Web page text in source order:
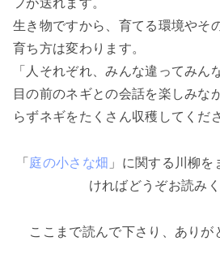
フが送れます。
生き物ですから、育てる環境やそ
育ち方は変わります。
「人それぞれ、みんな違ってみん
目の前のネギとの会話を楽しみな
らずネギをたくさん収穫してくだ
「 庭の小さな畑 」に関する川柳
ければどうぞお読みく
ここまで読んで下さり、ありが